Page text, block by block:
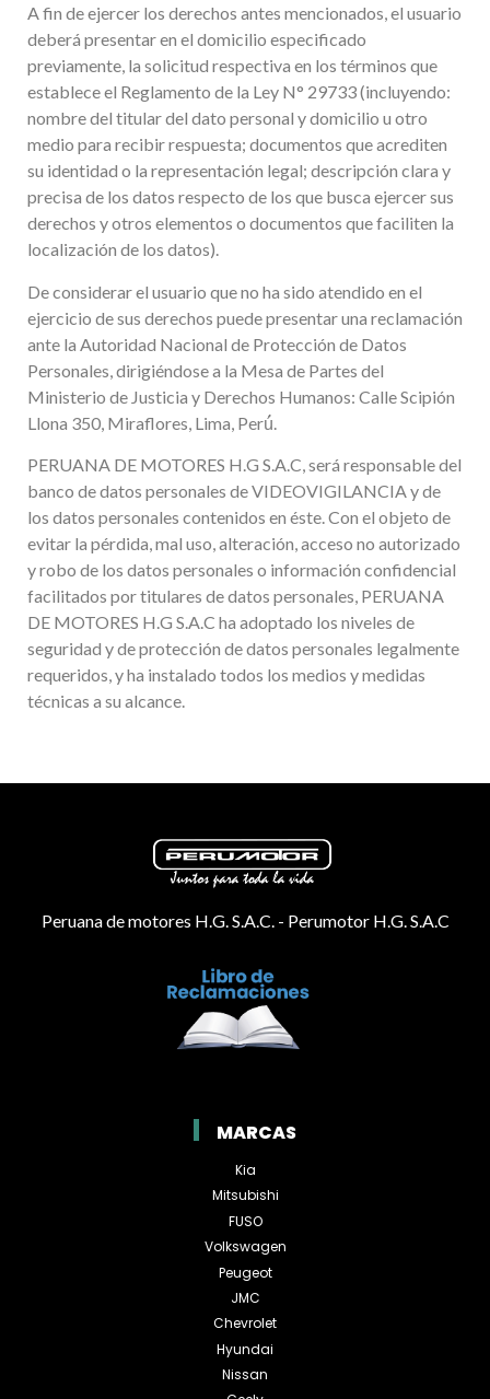
A fin de ejercer los derechos antes mencionados, el usuario
deberá presentar en el domicilio especificado
previamente, la solicitud respectiva en los términos que
establece el Reglamento de la Ley N° 29733 (incluyendo:
nombre del titular del dato personal y domicilio u otro
medio para recibir respuesta; documentos que acrediten
su identidad o la representación legal; descripción clara y
precisa de los datos respecto de los que busca ejercer sus
derechos y otros elementos o documentos que faciliten la
localización de los datos).
De considerar el usuario que no ha sido atendido en el
ejercicio de sus derechos puede presentar una reclamación
ante la Autoridad Nacional de Protección de Datos
Personales, dirigiéndose a la Mesa de Partes del
Ministerio de Justicia y Derechos Humanos: Calle Scipión
Llona 350, Miraflores, Lima, Perú́.
PERUANA DE MOTORES H.G S.A.C, será responsable del
banco de datos personales de VIDEOVIGILANCIA y de
los datos personales contenidos en éste. Con el objeto de
evitar la pérdida, mal uso, alteración, acceso no autorizado
y robo de los datos personales o información confidencial
facilitados por titulares de datos personales, PERUANA
DE MOTORES H.G S.A.C ha adoptado los niveles de
seguridad y de protección de datos personales legalmente
requeridos, y ha instalado todos los medios y medidas
técnicas a su alcance.
Peruana de motores H.G. S.A.C. - Perumotor H.G. S.A.C
MARCAS
Kia
Mitsubishi
FUSO
Volkswagen
Peugeot
JMC
Chevrolet
Hyundai
Nissan